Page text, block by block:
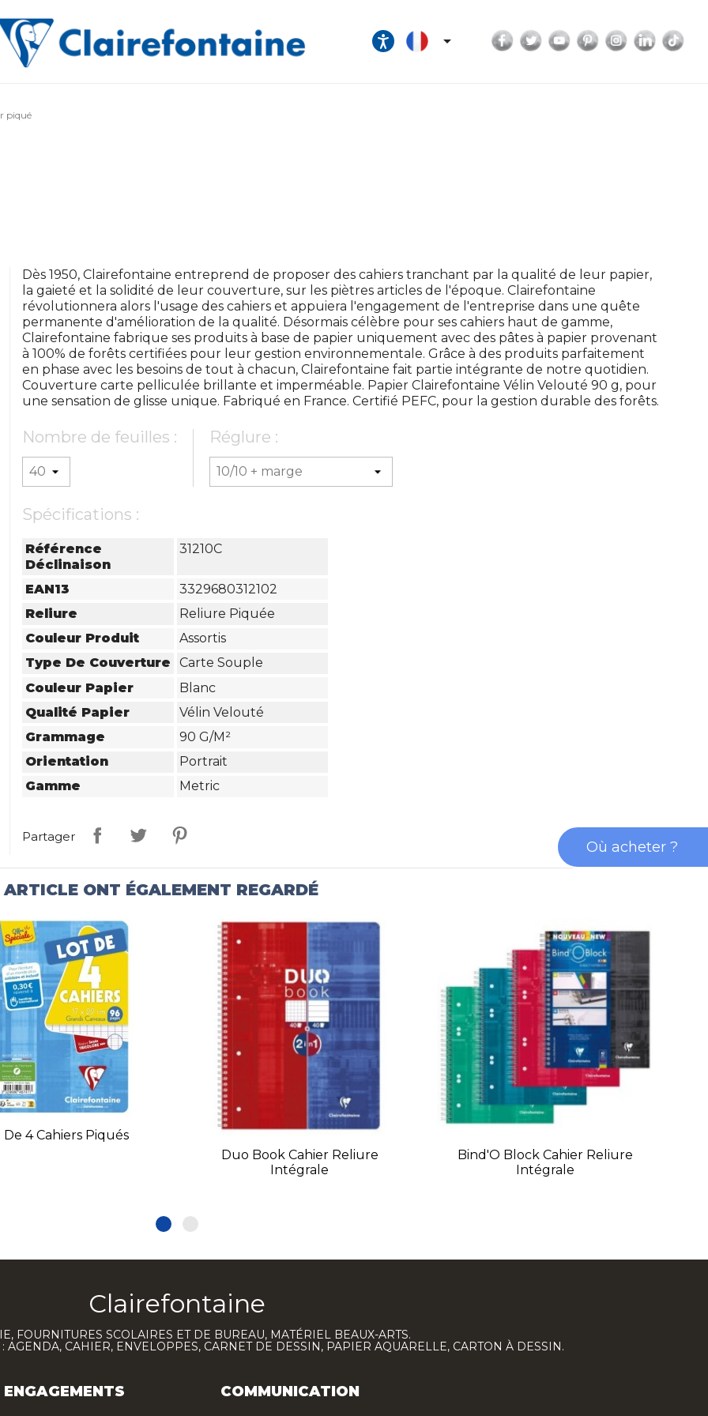
 Facebook
TwitterYouTubePinterestInstagram
piqué
Dès 1950, Clairefontaine entreprend de proposer des cahiers tranchant par la qualité de leur papier,
la gaieté et la solidité de leur couverture, sur les piètres articles de l'époque. Clairefontaine
révolutionnera alors l'usage des cahiers et appuiera l'engagement de l'entreprise dans une quête
permanente d'amélioration de la qualité. Désormais célèbre pour ses cahiers haut de gamme,
Clairefontaine fabrique ses produits à base de papier uniquement avec des pâtes à papier provenant
à 100% de forêts certifiées pour leur gestion environnementale. Grâce à des produits parfaitement
en phase avec les besoins de tout à chacun, Clairefontaine fait partie intégrante de notre quotidien.
Couverture carte pelliculée brillante et imperméable. Papier Clairefontaine Vélin Velouté 90 g, pour
une sensation de glisse unique. Fabriqué en France. Certifié PEFC, pour la gestion durable des forêts.
Nombre de feuilles : Réglure :
Spécifications :
Référence
Déclinaison
31210C
EAN13
3329680312102
Reliure
Reliure Piquée
Couleur Produit
Assortis
Type De Couverture
Carte Souple
Couleur Papier
Blanc
Qualité Papier
Vélin Velouté
Grammage
90 G/m²
Orientation
Portrait
Gamme
Metric
Partager
ONT ÉGALEMENT REGARDÉ
4 Cahiers Piqués
Duo Book Cahier Reliure
Intégrale
Bind'O Block Cahier Reliure
Intégrale
Clairefontaine
FOURNITURES SCOLAIRES ET DE BUREAU, MATÉRIEL BEAUX-ARTS.
AGENDA, CAHIER, ENVELOPPES, CARNET DE DESSIN, PAPIER AQUARELLE, CARTON À DESSIN.
ENGAGEMENTS COMMUNICATION
Où acheter ?